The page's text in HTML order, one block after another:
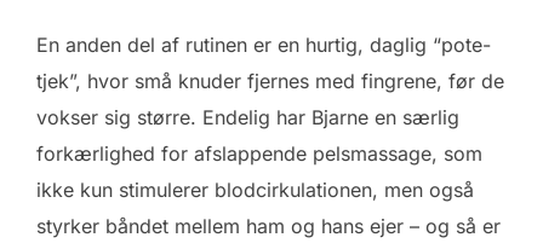
En anden del af rutinen er en hurtig, daglig “pote-
tjek”, hvor små knuder fjernes med fingrene, før de
vokser sig større. Endelig har Bjarne en særlig
forkærlighed for afslappende pelsmassage, som
ikke kun stimulerer blodcirkulationen, men også
styrker båndet mellem ham og hans ejer – og så er